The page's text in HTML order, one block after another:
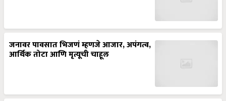
जनावर पावसात भिजणं म्हणजे आजार, अपंगत्व,
आर्थिक तोटा आणि मृत्यूची चाहूल